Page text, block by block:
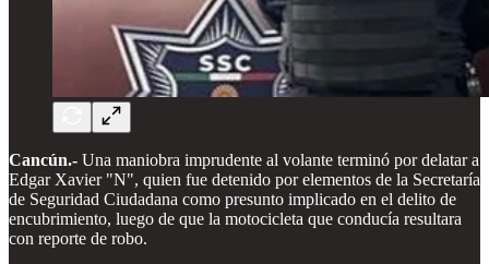
Cancún.- Una maniobra imprudente al volante terminó por delatar a
Edgar Xavier "N", quien fue detenido por elementos de la Secretaría
de Seguridad Ciudadana como presunto implicado en el delito de
encubrimiento, luego de que la motocicleta que conducía resultara
con reporte de robo.